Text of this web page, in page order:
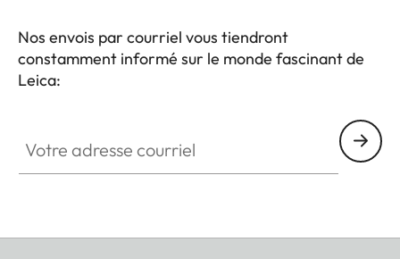
Nos envois par courriel vous tiendront
constamment informé sur le monde fascinant de
Leica: